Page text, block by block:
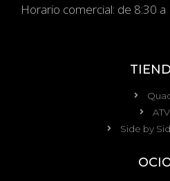
Horario comercial: de 8:30
ATV
Side by